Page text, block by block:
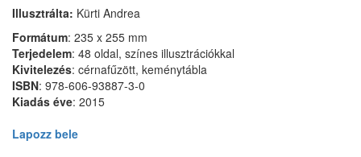
Illusztrálta: Kürti Andrea
Formátum: 235 x 255 mm
Terjedelem: 48 oldal, színes illusztrációkkal
Kivitelezés: cérnafűzött, keménytábla
ISBN: 978-606-93887-3-0
Kiadás éve: 2015
Lapozz bele